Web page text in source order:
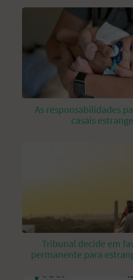
As responsabilidades
casais
Tribunal decide em
permanente para